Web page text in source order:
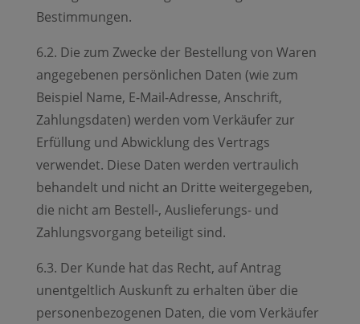
Bestimmungen.
6.2. Die zum Zwecke der Bestellung von Waren
angegebenen persönlichen Daten (wie zum
Beispiel Name, E-Mail-Adresse, Anschrift,
Zahlungsdaten) werden vom Verkäufer zur
Erfüllung und Abwicklung des Vertrags
verwendet. Diese Daten werden vertraulich
behandelt und nicht an Dritte weitergegeben,
die nicht am Bestell-, Auslieferungs- und
Zahlungsvorgang beteiligt sind.
6.3. Der Kunde hat das Recht, auf Antrag
unentgeltlich Auskunft zu erhalten über die
personenbezogenen Daten, die vom Verkäufer